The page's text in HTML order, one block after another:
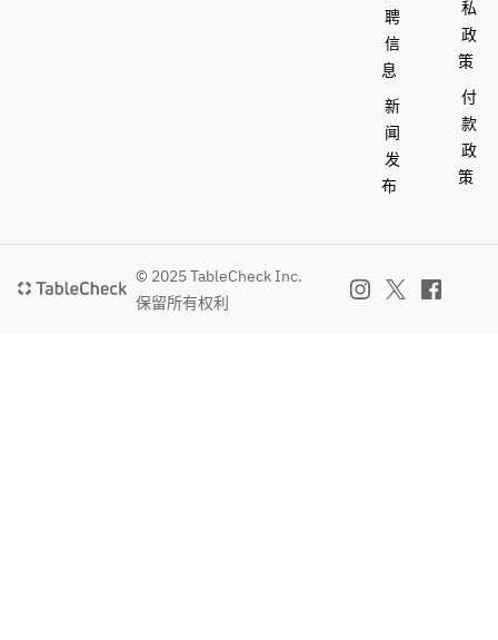
聘
信
息
新
闻
发
布
私
政
策
付
款
政
策
© 2025 TableCheck Inc.
保留所有权利